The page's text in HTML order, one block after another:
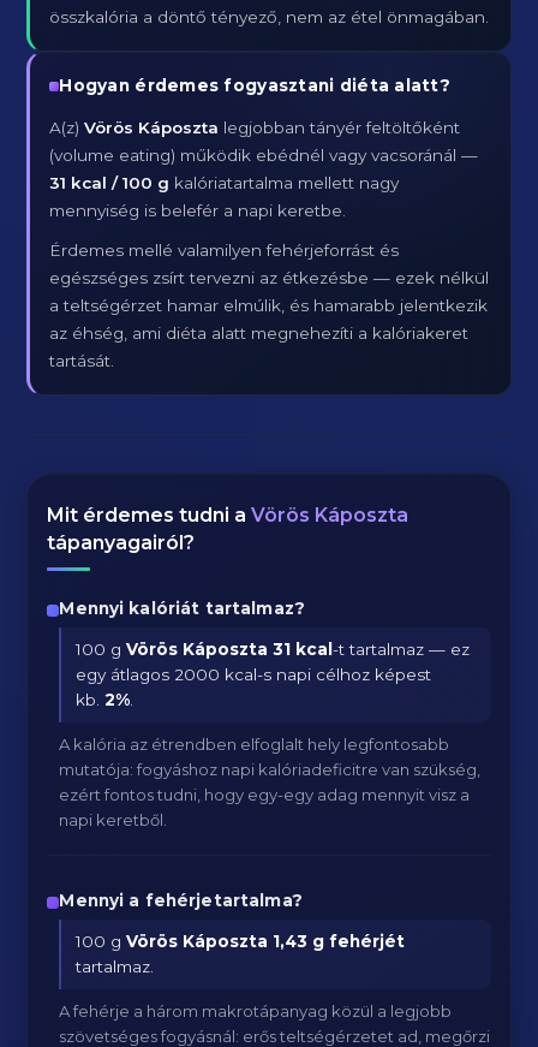
összkalória a döntő tényező, nem az étel önmagában.
Hogyan érdemes fogyasztani diéta alatt?
A(z)Vörös Káposzta legjobban tányér feltöltőként
(volume eating) működik ebédnél vagy vacsoránál —
31 kcal / 100 g kalóriatartalma mellett nagy
mennyiség is belefér a napi keretbe.
Érdemes mellé valamilyen fehérjeforrást és
egészséges zsírt tervezni az étkezésbe — ezek nélkül
a teltségérzet hamar elmúlik, és hamarabb jelentkezik
az éhség, ami diéta alatt megnehezíti a kalóriakeret
tartását.
Mit érdemes tudni aVörös Káposzta
tápanyagairól?
Mennyi kalóriát tartalmaz?
100 gVörös Káposzta 31 kcal-t tartalmaz — ez
egy átlagos 2000 kcal-s napi célhoz képest
kb.2%
A kalória az étrendben elfoglalt hely legfontosabb
mutatója: fogyáshoz napi kalóriadeficitre van szükség,
ezért fontos tudni, hogy egy-egy adag mennyit visz a
napi keretből.
Mennyi a fehérjetartalma?
100 gVörös Káposzta 1,43 g fehérjét
tartalmaz.
A fehérje a három makrotápanyag közül a legjobb
szövetséges fogyásnál: erős teltségérzetet ad, megőrzi